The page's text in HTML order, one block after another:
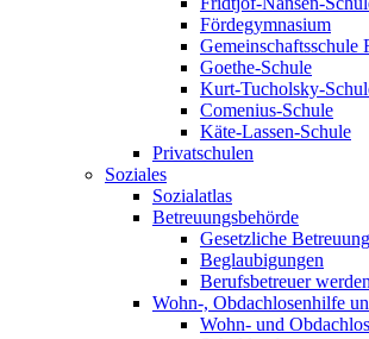
Fördegymnasium
Gemeinschaftsschule
Goethe-Schule
Kurt-Tucholsky-
Comenius-Schule
Käte-Lassen-Schule
Privatschulen
Soziales
Sozialatlas
Betreuungsbehörde
Gesetzliche
Beglaubigungen
Berufsbetreuer werden
Wohn-, Obdachlosenhilfe
Wohn- und